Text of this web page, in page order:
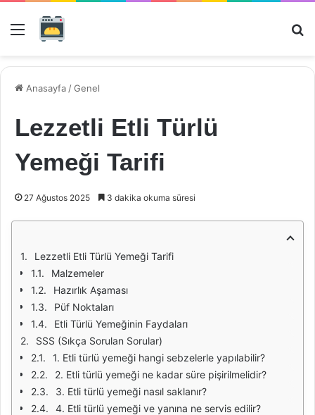
Menü
Anasayfa /Genel
Lezzetli Etli Türlü
Yemeği Tarifi
27 Ağustos 2025 3 dakika okuma süresi
Lezzetli Etli Türlü Yemeği Tarifi
Malzemeler
Hazırlık Aşaması
Püf Noktaları
Etli Türlü Yemeğinin Faydaları
SSS (Sıkça Sorulan Sorular)
1. Etli türlü yemeği hangi sebzelerle yapılabilir?
2. Etli türlü yemeği ne kadar süre pişirilmelidir?
3. Etli türlü yemeği nasıl saklanır?
4. Etli türlü yemeği ve yanına ne servis edilir?